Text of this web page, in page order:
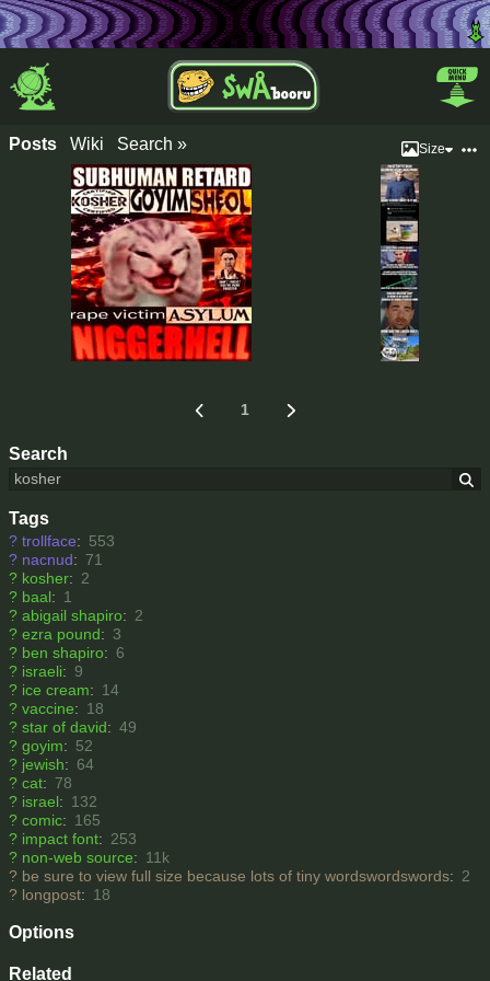
Search
Tags
? trollface: 553
? nacnud: 71
? kosher: 2
? baal: 1
? abigail shapiro: 2
? ezra pound: 3
? ben shapiro: 6
? israeli: 9
? ice cream: 14
? vaccine: 18
? star of david: 49
? goyim: 52
? jewish: 64
? cat: 78
? israel: 132
? comic: 165
? impact font: 253
? non-web source: 11k
? be sure to view full size because lots of tiny wordswordswords: 2
? longpost: 18
Options
Related
Posts Wiki Search » Size
1